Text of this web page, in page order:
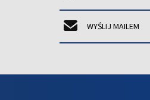
WYŚLIJ MAILEM